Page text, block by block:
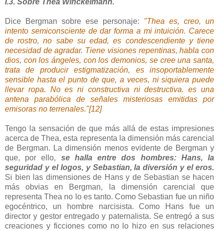
I.3. Sobre Thea Winckelmann.
Dice Bergman sobre ese personaje: "Thea es, creo, un
intento semiconsciente de dar forma a mi intuición. Carece
de rostro, no sabe su edad, es condescendiente y tiene
necesidad de agradar. Tiene visiones repentinas, habla con
dios, con los ángeles, con los demonios, se cree una santa,
trata de producir estigmatización, es insoportablemente
sensible hasta el punto de que, a veces, ni siquiera puede
llevar ropa. No es ni constructiva ni destructiva. es una
antena parabólica de señales misteriosas emitidas por
emisoras no terrenales."[12]
Tengo la sensación de que más allá de estas impresiones
acerca de Thea, esta representa la dimensión más carencial
de Bergman. La dimensión menos evidente de Bergman y
que, por ello, se halla entre dos hombres: Hans, la
seguridad y el logos, y Sebastian, la diversión y el eros.
Si bien las dimensiones de Hans y de Sebastian se hacen
más obvias en Bergman, la dimensión carencial que
representa Thea no lo es tanto. Como Sebastian fue un niño
egocéntrico, un hombre narcisista. Como Hans fue un
director y gestor entregado y paternalista. Se entregó a sus
creaciones y ficciones como no lo hizo en sus relaciones